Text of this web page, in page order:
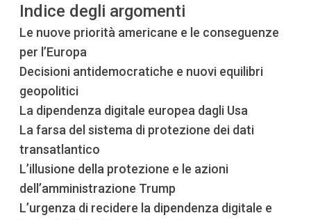
Indice degli argomenti
Le nuove priorità americane e le conseguenze
per l’Europa
Decisioni antidemocratiche e nuovi equilibri
geopolitici
La dipendenza digitale europea dagli Usa
La farsa del sistema di protezione dei dati
transatlantico
L’illusione della protezione e le azioni
dell’amministrazione Trump
L’urgenza di recidere la dipendenza digitale e